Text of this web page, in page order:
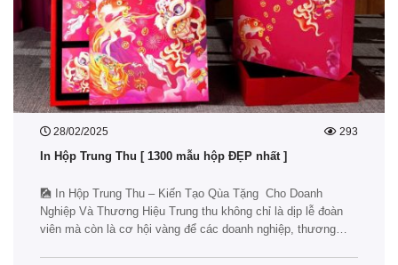
28/02/2025 293
In Hộp Trung Thu [ 1300 mẫu hộp ĐẸP nhất ]
🎑 In Hộp Trung Thu – Kiến Tạo Qùa Tặng Cho Doanh
Nghiệp Và Thương Hiệu Trung thu không chỉ là dịp lễ đoàn
viên mà còn là cơ hội vàng để các doanh nghiệp, thương